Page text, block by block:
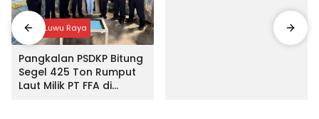
Input Luwu Raya
Pangkalan PSDKP Bitung
Segel 425 Ton Rumput
Laut Milik PT FFA di